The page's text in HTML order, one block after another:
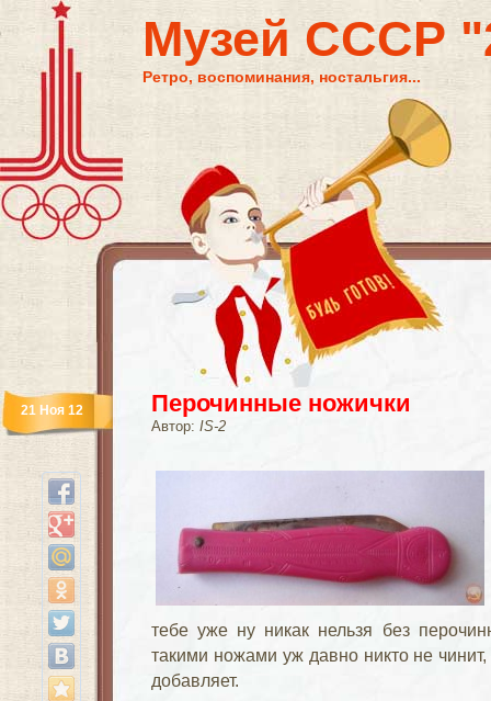
Музей СССР
Ретро, воспоминания, ностальгия...
Перочинные ножички
Автор: IS-2
21 Ноя 12
тебе уже ну никак нельзя без
такими ножами уж давно никто не
добавляет.